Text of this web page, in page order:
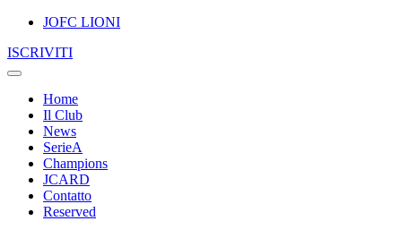
JOFC LIONI
ISCRIVITI
Home
Il Club
News
SerieA
Champions
JCARD
Contatto
Reserved